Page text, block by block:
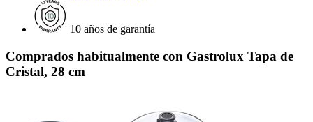
10 años de garantía
Comprados habitualmente con Gastrolux Tapa de
Cristal, 28 cm